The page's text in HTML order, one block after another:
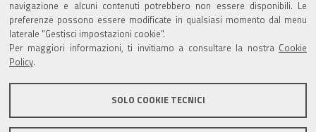
navigazione e alcuni contenuti potrebbero non essere disponibili. Le
preferenze possono essere modificate in qualsiasi momento dal menu
laterale "Gestisci impostazioni cookie".
Per maggiori informazioni, ti invitiamo a consultare la nostra Cookie
Policy
SOLO COOKIE TECNICI
Pubblicità Legale
Area riservata Amministratori